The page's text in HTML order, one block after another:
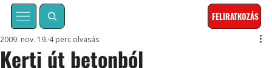
FELIRATKOZÁS
Kerti út betonból
2009. nov. 19. 4 perc olvasás